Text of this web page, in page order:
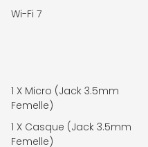
Wi-Fi 7
1 X Micro (Jack 3.5mm
Femelle)
1 X Casque (Jack 3.5mm
Femelle)